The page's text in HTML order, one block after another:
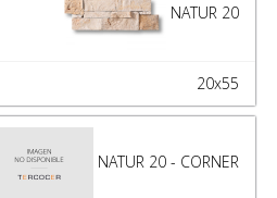
NATUR 20
20x55
NATUR 20 - CORNER